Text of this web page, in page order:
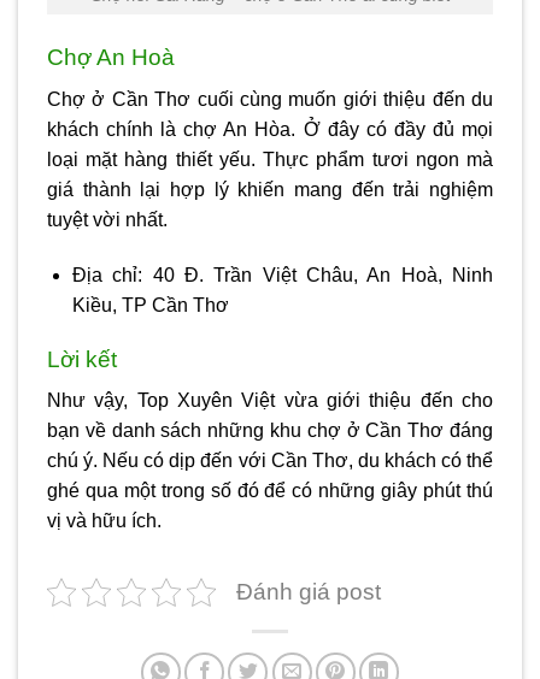
Chợ An Hoà
Chợ ở Cần Thơ cuối cùng muốn giới thiệu đến du
khách chính là chợ An Hòa. Ở đây có đầy đủ mọi
loại mặt hàng thiết yếu. Thực phẩm tươi ngon mà
giá thành lại hợp lý khiến mang đến trải nghiệm
tuyệt vời nhất.
Địa chỉ: 40 Đ. Trần Việt Châu, An Hoà, Ninh
Kiều, TP Cần Thơ
Lời kết
Như vậy, Top Xuyên Việt vừa giới thiệu đến cho
bạn về danh sách những khu chợ ở Cần Thơ đáng
chú ý. Nếu có dịp đến với Cần Thơ, du khách có thể
ghé qua một trong số đó để có những giây phút thú
vị và hữu ích.
Đánh giá post